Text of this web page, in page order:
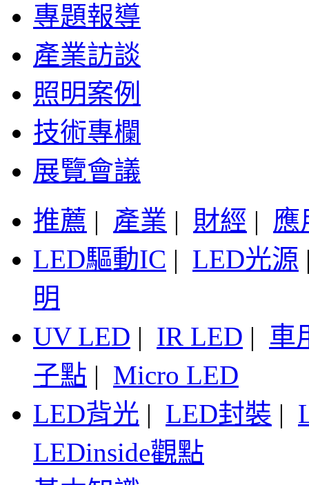
專題報導
產業訪談
照明案例
技術專欄
展覽會議
推薦 | 產業 | 財經 | 應
LED驅動IC | LED光源
明
UV LED | IR LED | 車
子點 | Micro LED
LED背光 | LED封裝 |
LEDinside觀點